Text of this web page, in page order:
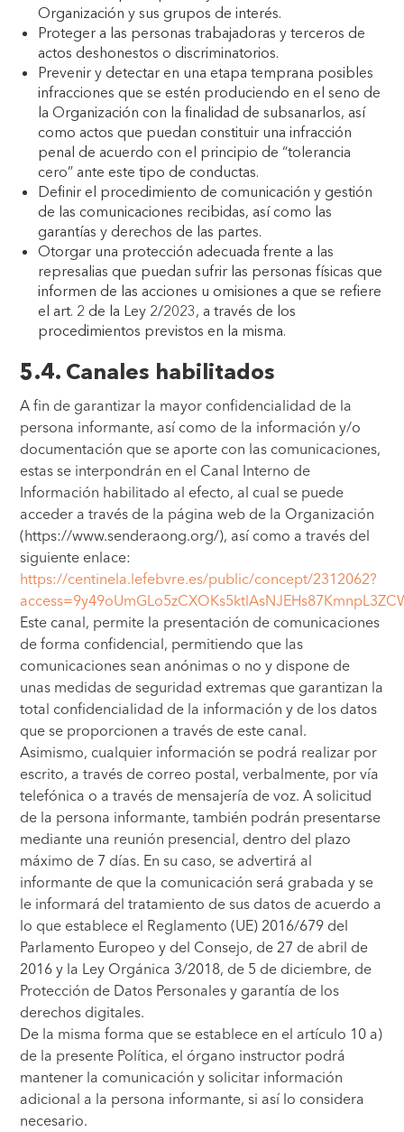
Organización y sus grupos de interés.
Proteger a las personas trabajadoras y terceros de
actos deshonestos o discriminatorios.
Prevenir y detectar en una etapa temprana posibles
infracciones que se estén produciendo en el seno de
la Organización con la finalidad de subsanarlos, así
como actos que puedan constituir una infracción
penal de acuerdo con el principio de “tolerancia
cero” ante este tipo de conductas.
Definir el procedimiento de comunicación y gestión
de las comunicaciones recibidas, así como las
garantías y derechos de las partes.
Otorgar una protección adecuada frente a las
represalias que puedan sufrir las personas físicas que
informen de las acciones u omisiones a que se refiere
el art. 2 de la Ley 2/2023, a través de los
procedimientos previstos en la misma.
5.4. Canales habilitados
A fin de garantizar la mayor confidencialidad de la
persona informante, así como de la información y/o
documentación que se aporte con las comunicaciones,
estas se interpondrán en el Canal Interno de
Información habilitado al efecto, al cual se puede
acceder a través de la página web de la Organización
(https://www.senderaong.org/), así como a través del
siguiente enlace:
https://centinela.lefebvre.es/public/concept/2312062?
Este canal, permite la presentación de comunicaciones
de forma confidencial, permitiendo que las
comunicaciones sean anónimas o no y dispone de
unas medidas de seguridad extremas que garantizan la
total confidencialidad de la información y de los datos
que se proporcionen a través de este canal.
Asimismo, cualquier información se podrá realizar por
escrito, a través de correo postal, verbalmente, por vía
telefónica o a través de mensajería de voz. A solicitud
de la persona informante, también podrán presentarse
mediante una reunión presencial, dentro del plazo
máximo de 7 días. En su caso, se advertirá al
informante de que la comunicación será grabada y se
le informará del tratamiento de sus datos de acuerdo a
lo que establece el Reglamento (UE) 2016/679 del
Parlamento Europeo y del Consejo, de 27 de abril de
2016 y la Ley Orgánica 3/2018, de 5 de diciembre, de
Protección de Datos Personales y garantía de los
derechos digitales.
De la misma forma que se establece en el artículo 10 a)
de la presente Política, el órgano instructor podrá
mantener la comunicación y solicitar información
adicional a la persona informante, si así lo considera
necesario.